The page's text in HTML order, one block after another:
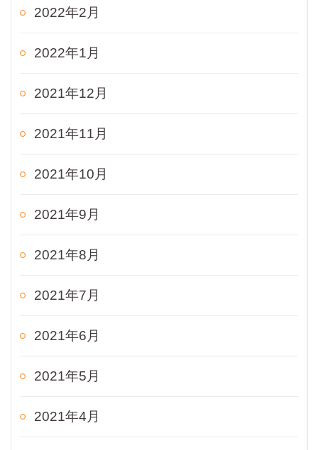
2022年2月
2022年1月
2021年12月
2021年11月
2021年10月
2021年9月
2021年8月
2021年7月
2021年6月
2021年5月
2021年4月